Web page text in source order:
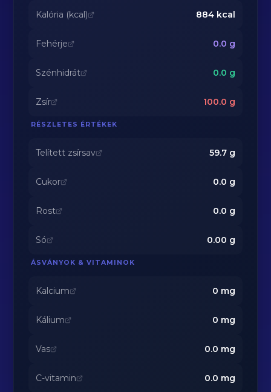
Kalória (kcal) 884kcal
Fehérje 0.0 g
Szénhidrát 0.0 g
Zsír 100.0 g
RÉSZLETES ÉRTÉKEK
Telített zsírsav 59.7g
Cukor 0.0 g
Rost 0.0 g
Só 0.00 g
ÁSVÁNYOK & VITAMINOK
Kalcium 0 mg
Kálium 0 mg
Vas 0.0 mg
C-vitamin 0.0 mg